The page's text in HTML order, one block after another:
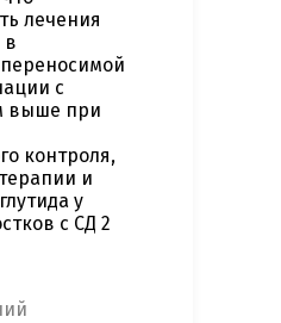
лечения
в
с
выше при
контроля,
и
у
с СД 2